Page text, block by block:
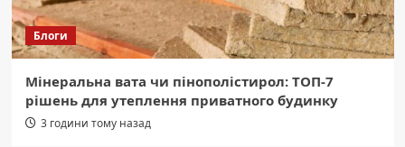
Блоги
Мінеральна вата чи пінополістирол: ТОП-7
рішень для утеплення приватного будинку
3 години тому назад